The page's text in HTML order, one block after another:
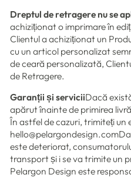
Dreptul de retragere nu se
achiziționat o imprimare în
Clientul a achiziționat un
cu un articol personalizat
de ceară personalizată,
de Retragere.
Garanții și serviciiDacă
apărut înainte de primirea
În astfel de cazuri, trimiteți un
este deteriorat,
transport și i se va trimite un
Pelargon Design este